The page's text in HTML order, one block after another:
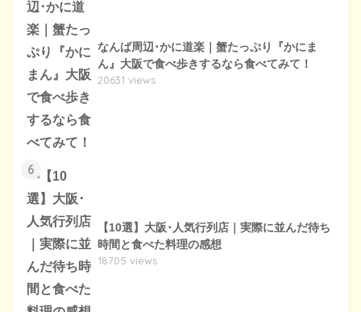
なんば周辺･かに道楽｜蟹たっぷり『かにま
ん』大阪で食べ歩きするなら食べてみて！
20631 views
6
【10選】大阪･人気行列店｜実際に並んだ待ち
時間と食べた料理の感想
18705 views